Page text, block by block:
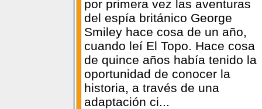
por primera vez las aventuras
del espía británico George
Smiley hace cosa de un año,
cuando leí El Topo. Hace cosa
de quince años había tenido la
oportunidad de conocer la
historia, a través de una
adaptación ci...